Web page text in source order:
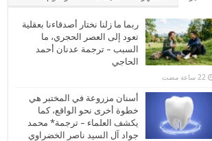
ربما ما زلنا نختار أصدقاءنا بعقلية
تعود إلى العصر الحجري، ما
السبب – ترجمة عدنان أحمد
الحاجي
أسنان مزروعة في المختبر هي
خطوة أخرى نحو الواقع، كما
يكشف العلماء – ترجمة* محمد
جواد آل السيد ناصر الخضراوي